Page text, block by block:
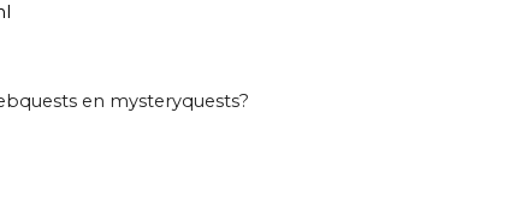
en mysteryquests?